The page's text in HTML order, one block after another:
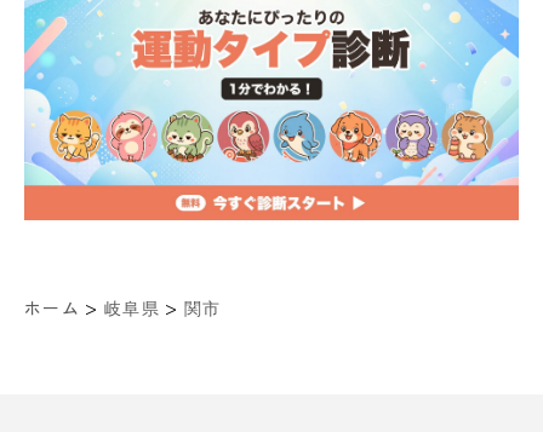
ホーム > 岐阜県 > 関市